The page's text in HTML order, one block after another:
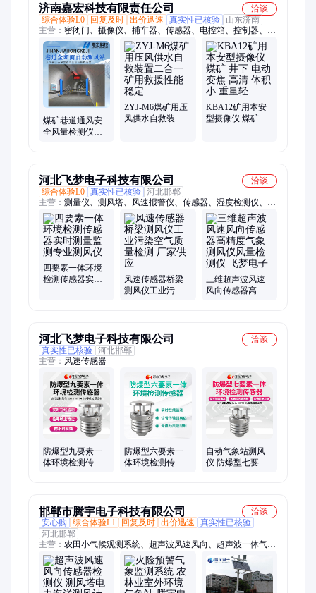
济南嘉宏科技有限责任公司
洽谈
综合体验L0
回复及时 出价迅速 真实性已核验
山东济南
主营： 密闭门、摄像仪、捕车器、传感器、电控箱、控制器、自
救装置、直流电源、电控装置、声光报警器、矿灯充电柜、栅栏
两用门、高分子板材、红外接收器、井口防爆门、立井防爆门、
红外发射器、矿用测风装置、跑车防护装置、自动测风装置、避
难硐室设备、平板防水闸门、可编程控制箱、无压调节风门、双
电源控制箱
煤矿巷道通风安
全风量检测仪超
ZYJ-M6煤矿用压
风供水自救装置
KBA12矿用本安
型摄像仪 煤矿 井
河北飞梦电子科技有限公司
洽谈
综合体验L0 真实性已核验 河北邯郸
主营： 测量仪、测风塔、风速报警仪、传感器、湿度检测仪、氮
磷钾检测仪、五合一检测仪、风向记录仪、自动气象站、气象监
测仪、在线监测仪、环境监测站、辐射记录仪、气象监测系统、
手持负氧离子、在线监测系统、含盐量测定仪、一体式气象站、
环境监测系统、隧道风速监测、降雨量记录仪、雨量监测设备、
风力发电风向仪、超声波微气象仪、室外多功能系统
四要素一体环境
检测传感器实时
风速传感器桥梁
测风仪工业污染
三维超声波风速
风向传感器高精
河北飞梦电子科技有限公司
洽谈
真实性已核验 河北邯郸
主营： 风速传感器
防爆型九要素一
体环境检测传感
防爆型六要素一
体环境检测传感
自动气象站测风
仪 防爆型七要素
邯郸市腾宇电子科技有限公司
洽谈
安心购
综合体验L1 回复及时 出价迅速
真实性已核验
河北邯郸
主营： 农田小气候观测系统、超声波风速风向、超声波一体气象
站、农业物联网传感器、农业智能物联网传感器、检测仪、传感
器、气象站、雨量监测站、翻斗雨量计、雨量计、气象仪、水位
计、报警器、超声波、测雨计